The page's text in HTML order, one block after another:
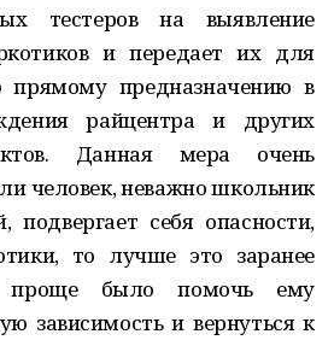
тестеров на выявление
и передает их для
прямому предназначению в
райцентра и других
Данная мера очень
человек, неважно школьник
подвергает себя опасности,
то лучше это заранее
проще было помочь ему
зависимость и вернуться к